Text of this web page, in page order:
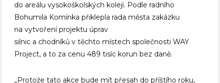
do areálu vysokoškolských kolejí. Podle radního
Bohumila Komínka přiklepla rada města zakázku
na vytvoření projektu úprav
silnic a chodníků v těchto místech společnosti WAY
Project, a to za cenu 489 tisíc korun bez daně.
„Protože tato akce bude mít přesah do příštího roku,